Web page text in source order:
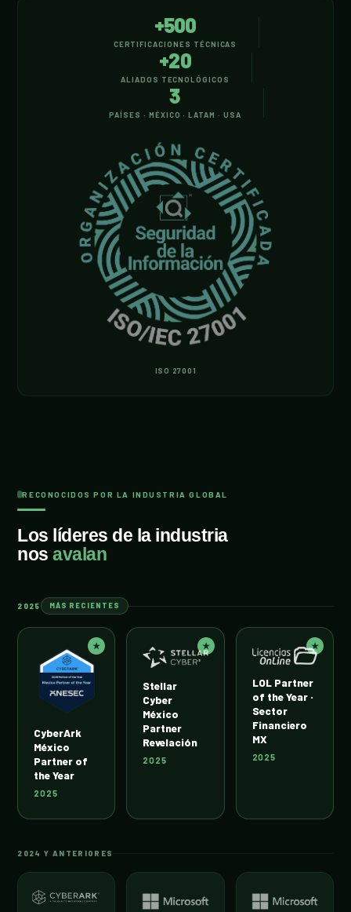
+500
CERTIFICACIONES TÉCNICAS
+20
ALIADOS TECNOLÓGICOS
3
PAÍSES · MÉXICO · LATAM · USA
ISO 27001
RECONOCIDOS POR LA INDUSTRIA GLOBAL
Los líderes de la industria
nosavalan
2025 MÁS RECIENTES
★
CyberArk
México
Partner of
the Year
2025
★
Stellar
Cyber
México
Partner
Revelación
2025
★
LOL Partner
of the Year ·
Sector
Financiero
MX
2025
2024 Y ANTERIORES